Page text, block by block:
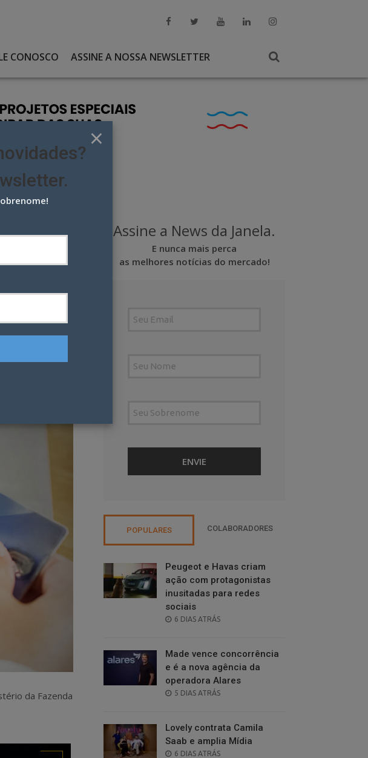
CONOSCO ASSINE A NOSSA NEWSLETTER
da Fazenda
Assine a News da Janela.
E nunca mais perca
as melhores notícias do mercado!
POPULARES COLABORADORES
Peugeot e Havas criam
ação com protagonistas
inusitadas para redes
sociais
POSTED
6 DIAS ATRÁS
Made vence concorrência
e é a nova agência da
operadora Alares
POSTED
5 DIAS ATRÁS
Lovely contrata Camila
Saab e amplia Mídia
POSTED
6 DIAS ATRÁS
×